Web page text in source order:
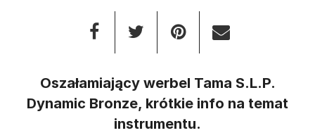
Oszałamiający werbel Tama S.L.P.
Dynamic Bronze, krótkie info na temat
instrumentu.